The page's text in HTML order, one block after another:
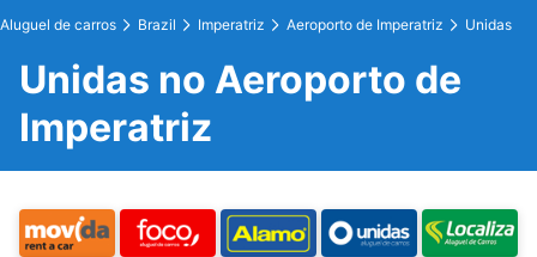
Aluguel de carros Brazil Imperatriz Aeroporto de Imperatriz Unidas
Unidas no Aeroporto de
Imperatriz